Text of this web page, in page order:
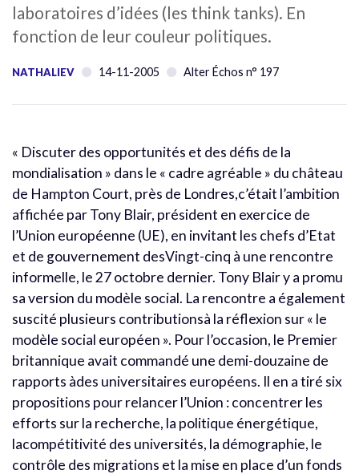
laboratoires d’idées (les think tanks). En
fonction de leur couleur politiques.
NATHALIEV 14-11-2005 Alter Échos n° 197
« Discuter des opportunités et des défis de la
mondialisation » dans le « cadre agréable » du château
de Hampton Court, près de Londres,c’était l’ambition
affichée par Tony Blair, président en exercice de
l’Union européenne (UE), en invitant les chefs d’Etat
et de gouvernement desVingt-cinq à une rencontre
informelle, le 27 octobre dernier. Tony Blair y a promu
sa version du modèle social. La rencontre a également
suscité plusieurs contributionsà la réflexion sur « le
modèle social européen ». Pour l’occasion, le Premier
britannique avait commandé une demi-douzaine de
rapports àdes universitaires européens. Il en a tiré six
propositions pour relancer l’Union : concentrer les
efforts sur la recherche, la politique énergétique,
lacompétitivité des universités, la démographie, le
contrôle des migrations et la mise en place d’un fonds